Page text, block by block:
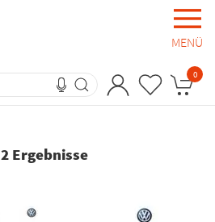
MENÜ
0
2 Ergebnisse